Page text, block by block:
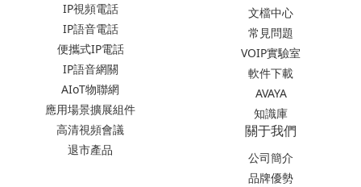
IP視頻電話
IP語音電話
便攜式IP電話
IP語音網關
AIoT物聯網
應用場景擴展組件
高清視頻會議
退市產品
文檔中心
常見問題
VOIP實驗室
軟件下載
AVAYA
知識庫
關于我們
公司簡介
品牌優勢